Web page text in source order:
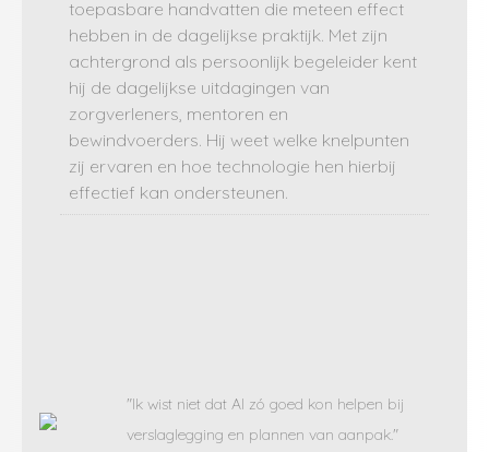
toepasbare handvatten die meteen effect
hebben in de dagelijkse praktijk. Met zijn
achtergrond als persoonlijk begeleider kent
hij de dagelijkse uitdagingen van
zorgverleners, mentoren en
bewindvoerders. Hij weet welke knelpunten
zij ervaren en hoe technologie hen hierbij
effectief kan ondersteunen.
"Ik wist niet dat AI zó goed kon helpen bij
verslaglegging en plannen van aanpak."